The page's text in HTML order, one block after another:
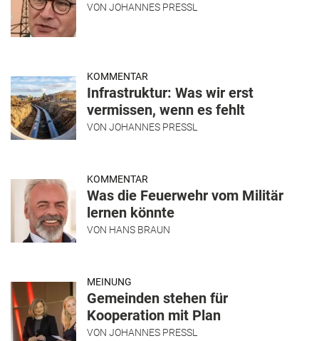
VON JOHANNES PRESSL
KOMMENTAR
Infrastruktur: Was wir erst
vermissen, wenn es fehlt
VON JOHANNES PRESSL
KOMMENTAR
Was die Feuerwehr vom Militär
lernen könnte
VON HANS BRAUN
MEINUNG
Gemeinden stehen für
Kooperation mit Plan
VON JOHANNES PRESSL